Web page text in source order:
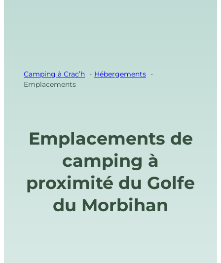
Camping à Crac’h
Hébergements
Emplacements
Emplacements de
camping à
proximité du Golfe
du Morbihan